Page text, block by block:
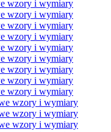
wzory i wymiary
wzory i wymiary
wzory i wymiary
wzory i wymiary
wzory i wymiary
wzory i wymiary
wzory i wymiary
wzory i wymiary
wzory i wymiary
wzory i wymiary
wzory i wymiary
wzory i wymiary